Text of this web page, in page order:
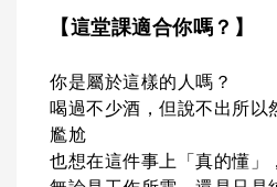
【這堂課適合你嗎？】
你是屬於這樣的人嗎？
喝過不少酒，但說不出所以
尷尬
也想在這件事上「真的懂」